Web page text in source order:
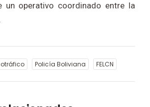
un operativo coordinado entre la
Policía Boliviana FELCN